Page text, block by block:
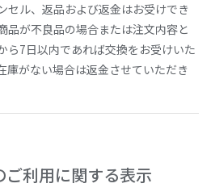
セル、返品および返金はお受けでき
品が不良品の場合または注文内容と
ら7日以内であれば交換をお受けいた
庫がない場合は返金させていただき
利用に関する表示